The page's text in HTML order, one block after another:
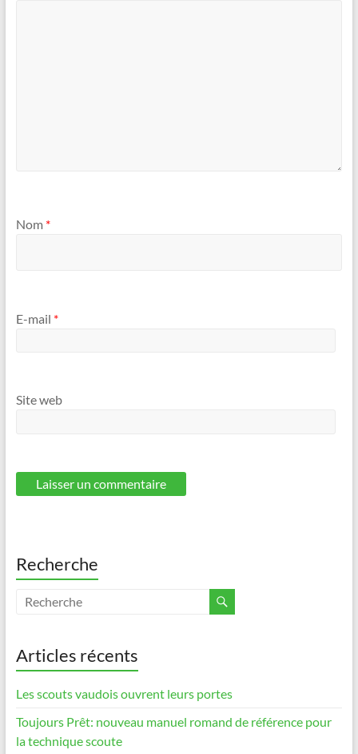
Nom *
E-mail *
Site web
Recherche
Articles récents
Les scouts vaudois ouvrent leurs portes
Toujours Prêt: nouveau manuel romand de référence pour
la technique scoute